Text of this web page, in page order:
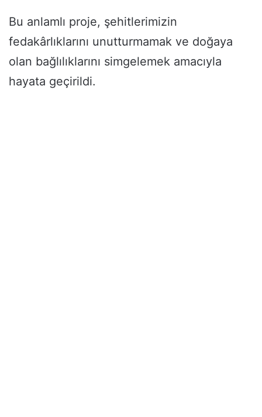
Bu anlamlı proje, şehitlerimizin
fedakârlıklarını unutturmamak ve doğaya
olan bağlılıklarını simgelemek amacıyla
hayata geçirildi.